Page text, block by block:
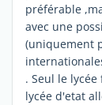
préférable
avec une
(uniquement
. Seul le
lycée d'etat